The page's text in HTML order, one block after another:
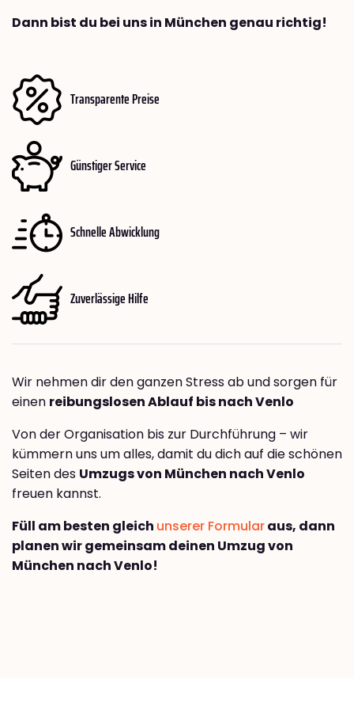
Dann bist du bei uns in München genau richtig!
Transparente Preise
Günstiger Service
Schnelle Abwicklung
Zuverlässige Hilfe
Wir nehmen dir den ganzen Stress ab und sorgen für
einen reibungslosen Ablauf bis nach Venlo
Von der Organisation bis zur Durchführung – wir
kümmern uns um alles, damit du dich auf die schönen
Seiten des Umzugs von München nach Venlo
freuen kannst.
Füll am besten gleich unserer Formularaus, dann
planen wir gemeinsam deinen Umzug von
München nach Venlo!